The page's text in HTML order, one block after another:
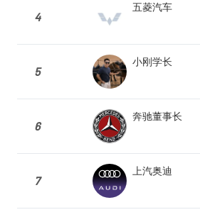
4
五菱汽车
5
小刚学长
6
奔驰董事长
7
上汽奥迪